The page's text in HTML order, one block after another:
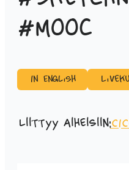
#mooc
In English
Liittyy aiheisiin:CIC